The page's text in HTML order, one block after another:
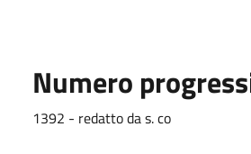
Numero
1392 - redatto da s. co